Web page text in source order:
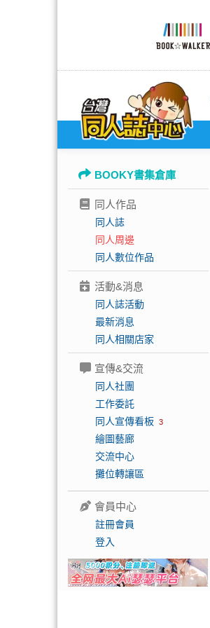
BOOKY書集倉庫
同人作品
同人誌
同人周邊
同人數位作品
活動&消息
同人誌活動
最新消息
同人相關店家
宣傳&交流
同人社團
工作委託
同人宣傳看板 3
繪圖藝廊
交流中心
攤位轉讓區
會員中心
註冊會員
登入